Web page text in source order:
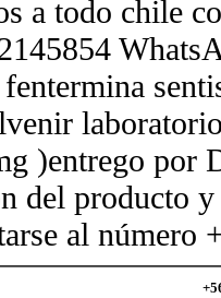
a todo chile
)entrego por
del producto
al número